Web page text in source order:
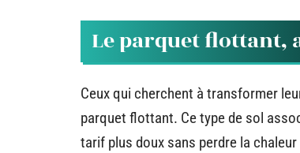
Le parquet flottant,
Ceux qui cherchent à transformer
parquet flottant. Ce type de sol
tarif plus doux sans perdre la